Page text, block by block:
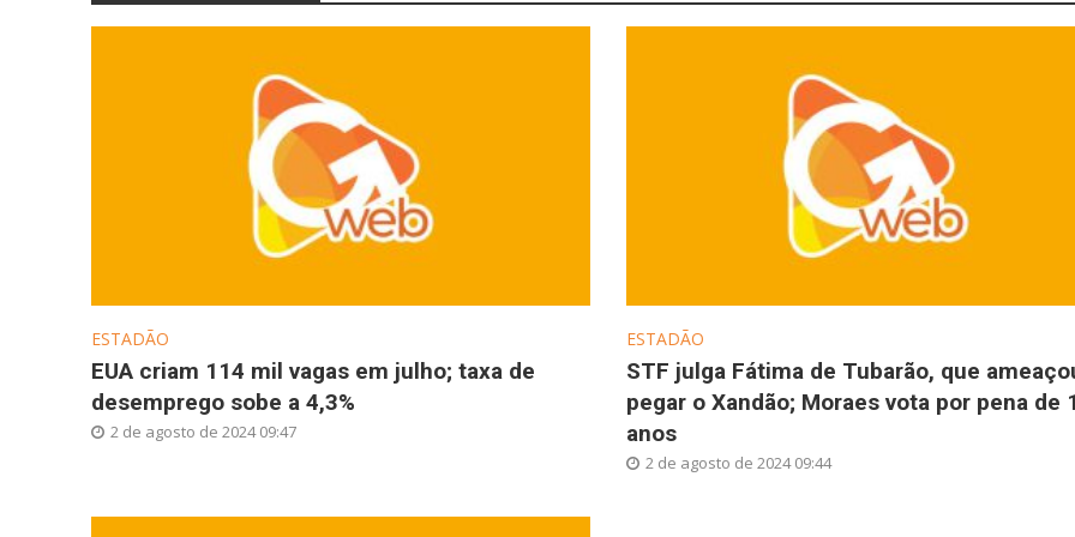
ESTADÃO
EUA criam 114 mil vagas em julho; taxa de
desemprego sobe a 4,3%
2 de agosto de 2024 09:47
ESTADÃO
STF julga Fátima de Tubarão, que
pegar o Xandão; Moraes vota por pena de
anos
2 de agosto de 2024 09:44